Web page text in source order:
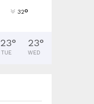
32°
23°
TUE
23°
WED